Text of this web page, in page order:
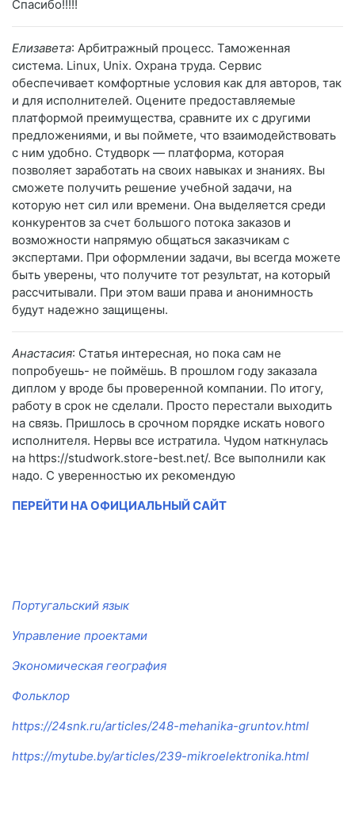
Спасибо!!!!!
Елизавета: Арбитражный процесс. Таможенная
система. Linux, Unix. Охрана труда. Сервис
обеспечивает комфортные условия как для авторов, так
и для исполнителей. Оцените предоставляемые
платформой преимущества, сравните их с другими
предложениями, и вы поймете, что взаимодействовать
с ним удобно. Студворк — платформа, которая
позволяет заработать на своих навыках и знаниях. Вы
сможете получить решение учебной задачи, на
которую нет сил или времени. Она выделяется среди
конкурентов за счет большого потока заказов и
возможности напрямую общаться заказчикам с
экспертами. При оформлении задачи, вы всегда можете
быть уверены, что получите тот результат, на который
рассчитывали. При этом ваши права и анонимность
будут надежно защищены.
Анастасия: Статья интересная, но пока сам не
попробуешь- не поймёшь. В прошлом году заказала
диплом у вроде бы проверенной компании. По итогу,
работу в срок не сделали. Просто перестали выходить
на связь. Пришлось в срочном порядке искать нового
исполнителя. Нервы все истратила. Чудом наткнулась
на https://studwork.store-best.net/. Все выполнили как
надо. С уверенностью их рекомендую
ПЕРЕЙТИ НА ОФИЦИАЛЬНЫЙ САЙТ
Португальский язык
Управление проектами
Экономическая география
Фольклор
https://24snk.ru/articles/248-mehanika-gruntov.html
https://mytube.by/articles/239-mikroelektronika.html